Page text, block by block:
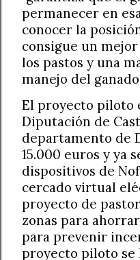
permanecer en
conocer la
consigue un
los pastos y una
manejo del
El proyecto piloto
Diputación de
departamento de
15.000 euros y ya
dispositivos de
cercado virtual
proyecto de
zonas para
para prevenir
proyecto piloto se